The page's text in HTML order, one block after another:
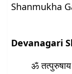
Shanmukha
Devanagari
ॐ तत्पुरुषाय